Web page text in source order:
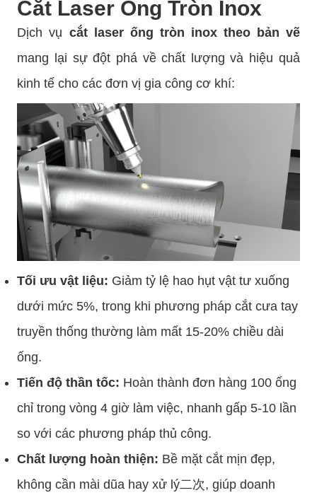
Cắt Laser Ống Tròn Inox
Dịch vụ cắt laser ống tròn inox theo bản vẽ
mang lại sự đột phá về chất lượng và hiệu quả
kinh tế cho các đơn vị gia công cơ khí:
Tối ưu vật liệu: Giảm tỷ lệ hao hụt vật tư xuống
dưới mức 5%, trong khi phương pháp cắt cưa tay
truyền thống thường làm mất 15-20% chiều dài
ống.
Tiến độ thần tốc: Hoàn thành đơn hàng 100 ống
chỉ trong vòng 4 giờ làm việc, nhanh gấp 5-10 lần
so với các phương pháp thủ công.
Chất lượng hoàn thiện: Bề mặt cắt mịn đẹp,
không cần mài dũa hay xử lý二次, giúp doanh